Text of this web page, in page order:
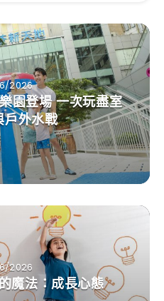
2026
園登場 一次玩盡室
戶外水戰
2026
魔法：成長心態